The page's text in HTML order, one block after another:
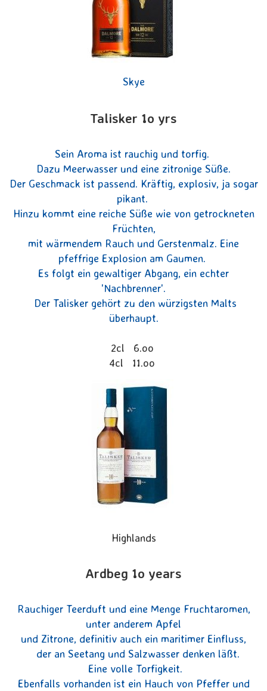
Skye
Talisker 1o yrs
Sein Aroma ist rauchig und torfig.
Dazu Meerwasser und eine zitronige Süße.
Der Geschmack ist passend. Kräftig, explosiv, ja sogar
pikant.
Hinzu kommt eine reiche Süße wie von getrockneten
Früchten,
mit wärmendem Rauch und Gerstenmalz. Eine
pfeffrige Explosion am Gaumen.
Es folgt ein gewaltiger Abgang, ein echter
'Nachbrenner'.
Der Talisker gehört zu den würzigsten Malts
überhaupt.
2cl 6.oo
4cl 11.oo
Highlands
Ardbeg 1o years
Rauchiger Teerduft und eine Menge Fruchtaromen,
unter anderem Apfel
und Zitrone, definitiv auch ein maritimer Einfluss,
der an Seetang und Salzwasser denken läßt.
Eine volle Torfigkeit.
Ebenfalls vorhanden ist ein Hauch von Pfeffer und